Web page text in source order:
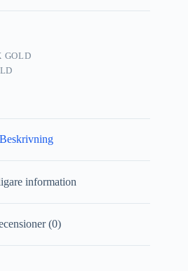
GOLD
Beskrivning
information
(0)